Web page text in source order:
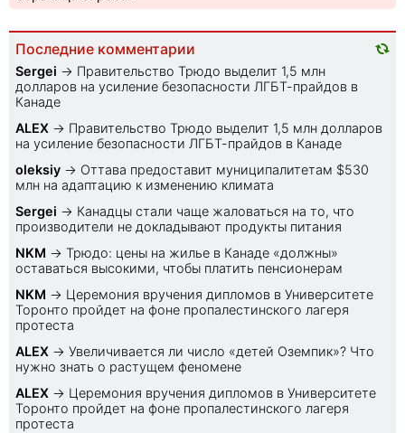
Последние комментарии
Sеrgei → Правительство Трюдо выделит 1,5 млн
долларов на усиление безопасности ЛГБТ-прайдов в
Канаде
ALEX → Правительство Трюдо выделит 1,5 млн долларов
на усиление безопасности ЛГБТ-прайдов в Канаде
oleksiy → Оттава предоставит муниципалитетам $530
млн на адаптацию к изменению климата
Sеrgei → Канадцы стали чаще жаловаться на то, что
производители не докладывают продукты питания
NKM → Трюдо: цены на жилье в Канаде «должны»
оставаться высокими, чтобы платить пенсионерам
NKM → Церемония вручения дипломов в Университете
Торонто пройдет на фоне пропалестинского лагеря
протеста
ALEX → Увеличивается ли число «детей Оземпик»? Что
нужно знать о растущем феномене
ALEX → Церемония вручения дипломов в Университете
Торонто пройдет на фоне пропалестинского лагеря
протеста